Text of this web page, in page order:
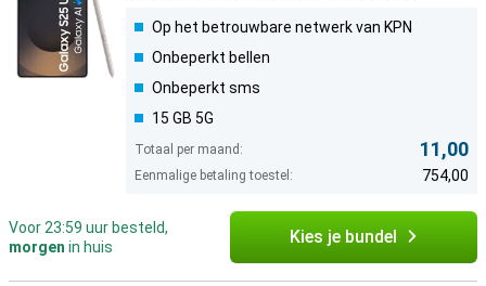
Op het betrouwbare netwerk van KPN
Onbeperkt bellen
Onbeperkt sms
15 GB 5G
Totaal per maand: 11,00
Eenmalige betaling toestel: 754,00
Voor 23:59 uur besteld,
morgen in huis Kies je bundel